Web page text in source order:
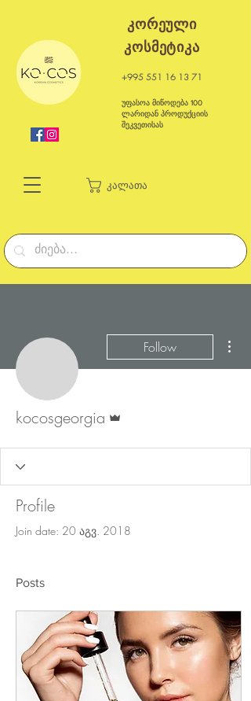
კალათა
კორეული
კოსმეტიკა
+995 551 16 13 71
უფასოა მიწოდება 100
ლარიდან პროდუქციის
შეკვეთისას
Follow
kocosgeorgia
Profile
Join date: 20 აგვ. 2018
Posts